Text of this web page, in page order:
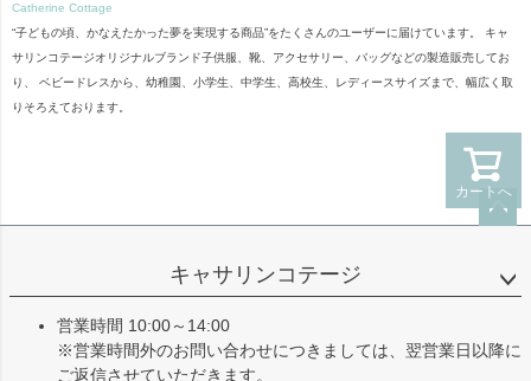
カートへ
Catherine Cottage
“子どもの頃、かなえたかった夢を実現する商品”をたくさんのユーザーに届けています。 キャ
サリンコテージオリジナルブランド子供服、靴、アクセサリー、バッグなどの製造販売してお
り、 ベビードレスから、幼稚園、小学生、中学生、高校生、レディースサイズまで、幅広く取
りそろえております。
ップ
キャサリンコテージ
営業時間 10:00～14:00
※営業時間外のお問い合わせにつきましては、翌営業日以降に
ご返信させていただきます。